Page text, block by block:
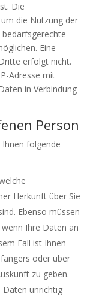
Die
die Nutzung der
Eine
erfolgt nicht.
Adresse mit
in Verbindung
Person
folgende
Herkunft über Sie
Ebenso müssen
Ihre Daten an
Fall ist Ihnen
oder über
zu geben.
Daten unrichtig